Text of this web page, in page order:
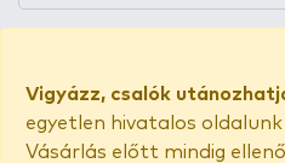
Vigyázz, csalók
egyetlen hivatalos oldalunk
Vásárlás előtt mindig